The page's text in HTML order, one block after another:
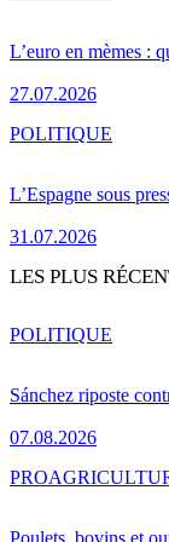
L’euro en mèmes :
27.07.2026
L’Espagne sous
31.07.2026
POLITIQUE
LES PLUS
Sánchez riposte
07.08.2026
POLITIQUE
Poulets, bovins et
PRO